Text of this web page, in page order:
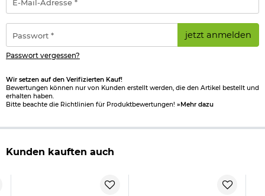
Mail-
Adresse
*
jetzt anmelden
Passwort vergessen?
Wir setzen auf den Verifizierten Kauf!
Bewertungen können nur von Kunden erstellt werden, die den Artikel bestellt und
erhalten haben.
Bitte beachte die Richtlinien für Produktbewertungen! »Mehr dazu
Kunden kauften auch